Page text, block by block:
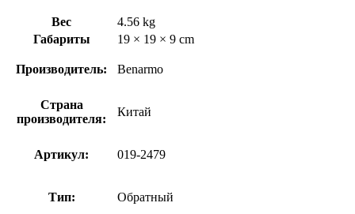
Вес
4.56 kg
Габариты
19 × 19 × 9 cm
Производитель: Benarmo
Страна
производителя:
Китай
Артикул: 019-2479
Тип: Обратный